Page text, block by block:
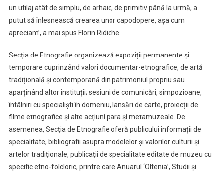
un utilaj atât de simplu, de arhaic, de primitiv până la urmă, a
putut să înlesnească crearea unor capodopere, așa cum
apreciam’, a mai spus Florin Ridiche.
Secția de Etnografie organizează expoziții permanente și
temporare cuprinzând valori documentar-etnografice, de artă
tradițională și contemporană din patrimoniul propriu sau
aparținând altor instituții; sesiuni de comunicări, simpozioane,
întâlniri cu specialiști în domeniu, lansări de carte, proiecții de
filme etnografice și alte acțiuni para și metamuzeale. De
asemenea, Secția de Etnografie oferă publicului informații de
specialitate, bibliografii asupra modelelor și valorilor culturii și
artelor tradiționale, publicații de specialitate editate de muzeu cu
specific etno-folcloric, printre care Anuarul ‘Oltenia’, Studii și